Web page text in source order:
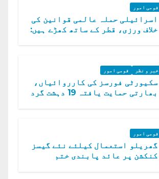
قومی امور
اسرائیلی حملہ عالمی قوانین کی
خلاف ورزی، قطر کے ساتھ کھڑے ہیں:
خبر و نظر قومی امور
سکیورٹی فورسز کی کارروائیاں،
بھارتی حمایت یافتہ 19 دہشت گرد
قومی امور
گھریلو استعمال کیلئے نئے گیسز
کنکشن پر عائد پابندی ختم